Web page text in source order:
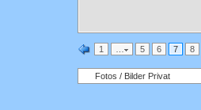
1 5 6 7 8